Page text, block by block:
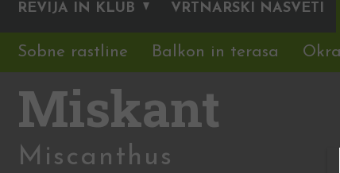
REVIJA IN KLUB VRTNARSKI NASVETI
Sobne rastline Balkon in terasa
Miskant
Miscanthus